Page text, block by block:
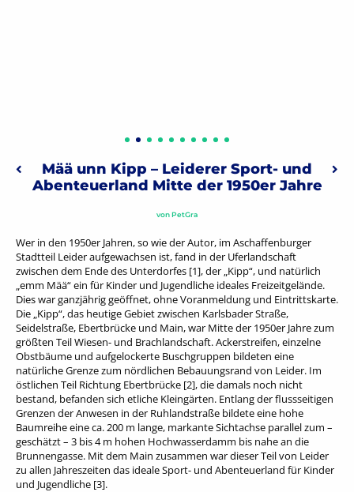
Beitragsnavigation
Vorheriger: Vom Löhergraben zur Löherstraße
Mää unn Kipp – Leiderer Sport- und
Abenteuerland Mitte der 1950er Jahre
vonPetGra
Wer in den 1950er Jahren, so wie der Autor, im Aschaffenburger
Stadtteil Leider aufgewachsen ist, fand in der Uferlandschaft
zwischen dem Ende des Unterdorfes [1], der „Kipp“, und natürlich
„emm Mää“ ein für Kinder und Jugendliche ideales Freizeitgelände.
Dies war ganzjährig geöffnet, ohne Voranmeldung und Eintrittskarte.
Die „Kipp“, das heutige Gebiet zwischen Karlsbader Straße,
Seidelstraße, Ebertbrücke und Main, war Mitte der 1950er Jahre zum
größten Teil Wiesen- und Brachlandschaft. Ackerstreifen, einzelne
Obstbäume und aufgelockerte Buschgruppen bildeten eine
natürliche Grenze zum nördlichen Bebauungsrand von Leider. Im
östlichen Teil Richtung Ebertbrücke [2], die damals noch nicht
bestand, befanden sich etliche Kleingärten. Entlang der flussseitigen
Grenzen der Anwesen in der Ruhlandstraße bildete eine hohe
Baumreihe eine ca. 200 m lange, markante Sichtachse parallel zum –
geschätzt – 3 bis 4 m hohen Hochwasserdamm bis nahe an die
Brunnengasse. Mit dem Main zusammen war dieser Teil von Leider
zu allen Jahreszeiten das ideale Sport- und Abenteuerland für Kinder
und Jugendliche [3].